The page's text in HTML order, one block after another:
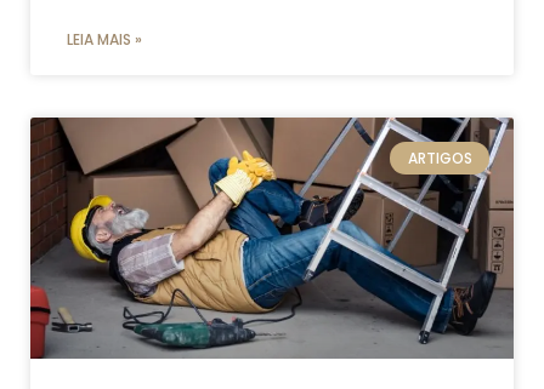
LEIA MAIS »
ARTIGOS